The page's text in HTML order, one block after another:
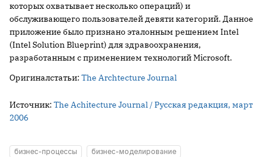
которых охватывает несколько операций) и
обслуживающего пользователей девяти категорий. Данное
приложение было признано эталонным решением Intel
(Intel Solution Blueprint) для здравоохранения,
разработанным с применением технологий Microsoft.
Оригиналстатьи: The Archtecture Journal
Источник: The Achitecture Journal / Русская редакция, март
2006
бизнес-процессы бизнес-моделирование